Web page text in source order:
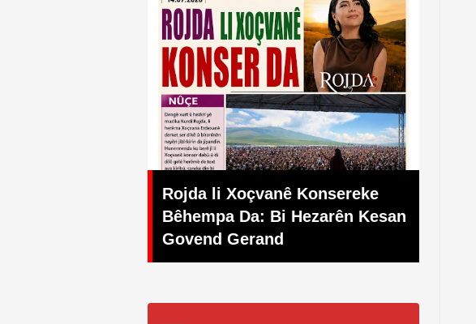
Rojda li Xoçvanê Konsereke
Bêhempa Da: Bi Hezarên Kesan
Her weha Sîluet Xuyan
Kêfxweşî Kêm Nebû:
Navneteweyî ya Bisîkletê
Pêşiya Komele û